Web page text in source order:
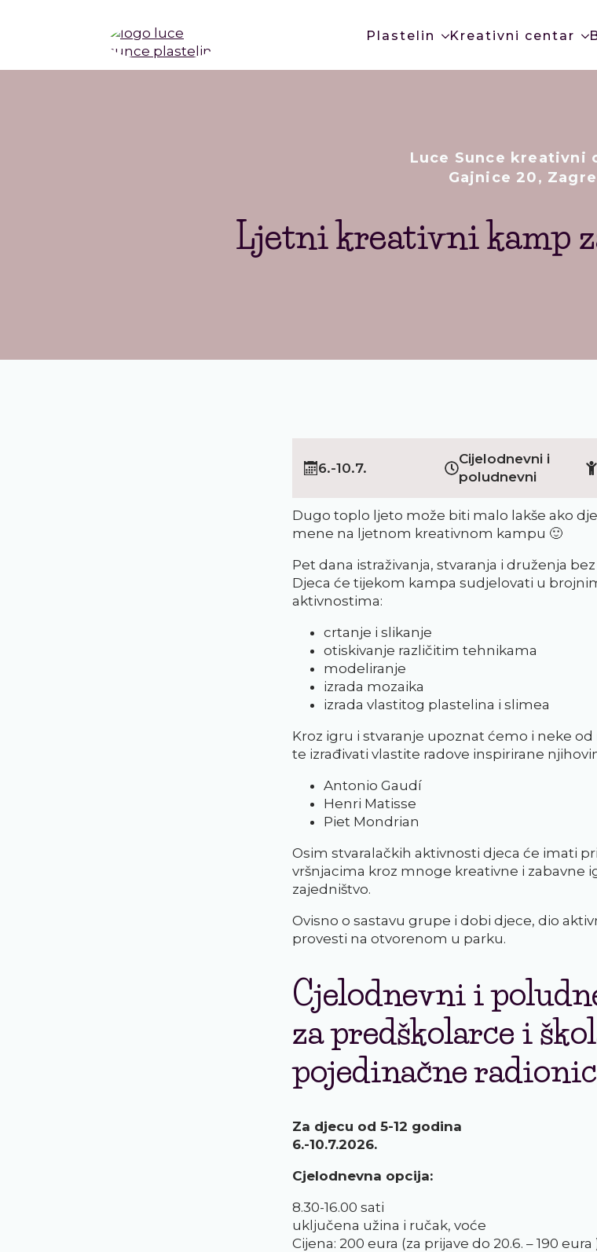
Plastelin Kreativni centar
Luce Sunce kreativni
Gajnice 20,
Ljetni kreativni kamp
6.-10.7.
Cijelodnevni i
poludnevni
Dugo toplo ljeto može biti malo lakše ako
mene na ljetnom kreativnom kampu 🙂
Pet dana istraživanja, stvaranja i druženja
Djeca će tijekom kampa sudjelovati u
aktivnostima:
crtanje i slikanje
otiskivanje različitim tehnikama
modeliranje
izrada mozaika
izrada vlastitog plastelina i slimea
Kroz igru i stvaranje upoznat ćemo i neke
te izrađivati vlastite radove inspirirane
Antonio Gaudí
Henri Matisse
Piet Mondrian
Osim stvaralačkih aktivnosti djeca će imati
vršnjacima kroz mnoge kreativne i zabavne
zajedništvo.
Ovisno o sastavu grupe i dobi djece, dio
provesti na otvorenom u parku.
Cjelodnevni i
za predškolarce i
pojedinačne
Za djecu od 5-12 godina
6.-10.7.2026.
Cjelodnevna opcija:
8.30-16.00 sati
uključena užina i ručak, voće
Cijena: 200 eura (za prijave do 20.6. – 190